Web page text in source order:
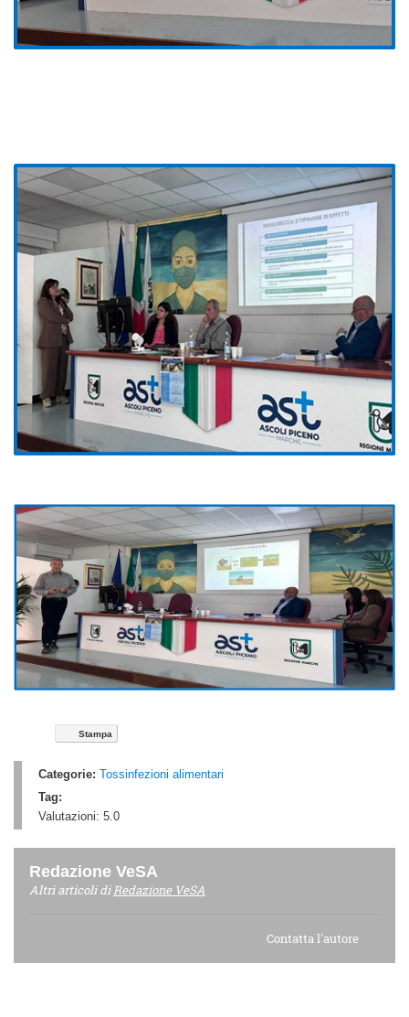
Stampa
Categorie: Tossinfezioni alimentari
Tag:
Valutazioni: 5.0
Redazione VeSA
Altri articoli diRedazione VeSA
Contatta l'autore